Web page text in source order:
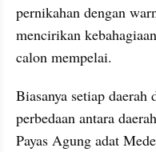
pernikahan dengan
mencirikan
calon mempelai.
Biasanya setiap
perbedaan antara
Payas Agung adat